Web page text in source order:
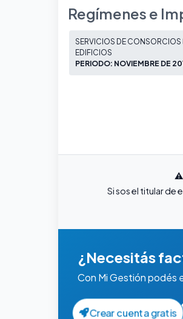
Regímenes e
SERVICIOS DE CONSORCIOS
EDIFICIOS
PERIODO: NOVIEMBRE DE
⚠️
Si sos el titular de
¿Necesitás
Con Mi Gestión podés
Crear cuenta gratis